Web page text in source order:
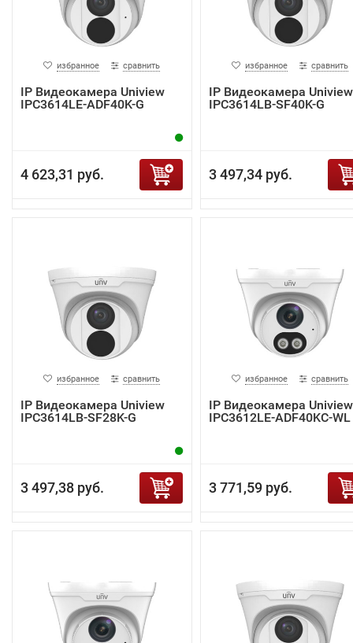
избранное сравнить
IP Видеокамера Uniview
IPC3614LE-ADF40K-G
4 623,31 руб.
избранное сравнить
IP Видеокамера Uniview
IPC3614LB-SF40K-G
3 497,34 руб.
избранное сравнить
IP Видеокамера Uniview
IPC3614LB-SF28K-G
3 497,38 руб.
избранное сравнить
IP Видеокамера Uniview
IPC3612LE-ADF40KC-WL
3 771,59 руб.